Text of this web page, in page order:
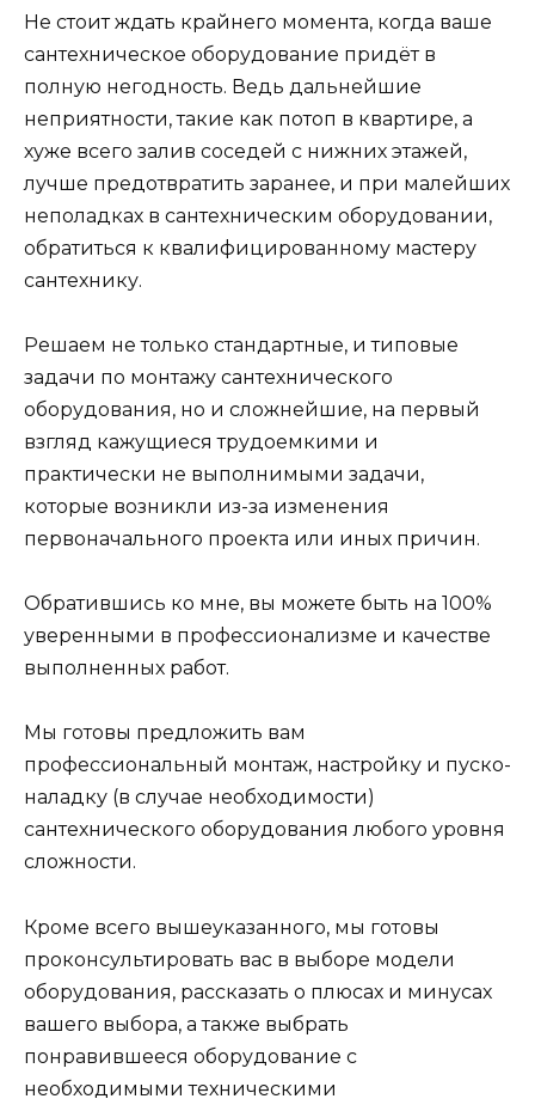
Не стоит ждать крайнего момента, когда ваше
сантехническое оборудование придёт в
полную негодность. Ведь дальнейшие
неприятности, такие как потоп в квартире, а
хуже всего залив соседей с нижних этажей,
лучше предотвратить заранее, и при малейших
неполадках в сантехническим оборудовании,
обратиться к квалифицированному мастеру
сантехнику.
Решаем не только стандартные, и типовые
задачи по монтажу сантехнического
оборудования, но и сложнейшие, на первый
взгляд кажущиеся трудоемкими и
практически не выполнимыми задачи,
которые возникли из-за изменения
первоначального проекта или иных причин.
Обратившись ко мне, вы можете быть на 100%
уверенными в профессионализме и качестве
выполненных работ.
Мы готовы предложить вам
профессиональный монтаж, настройку и пуско-
наладку (в случае необходимости)
сантехнического оборудования любого уровня
сложности.
Кроме всего вышеуказанного, мы готовы
проконсультировать вас в выборе модели
оборудования, рассказать о плюсах и минусах
вашего выбора, а также выбрать
понравившееся оборудование с
необходимыми техническими